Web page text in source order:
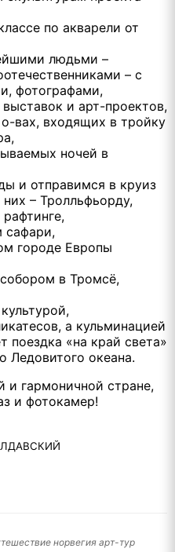
по акварели от
людьми –
– с
фотографами,
и арт-проектов,
вах, входящих в тройку
ночей в
и отправимся в круиз
– Тролльфьорду,
сафари,
городе Европы
в Тромсё,
а кульминацией
поездка «на край света»
Ледовитого океана.
и гармоничной стране,
и фотокамер!
норвегия арт-тур